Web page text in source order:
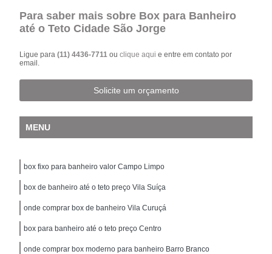
Para saber mais sobre Box para Banheiro
até o Teto Cidade São Jorge
Ligue para(11) 4436-7711ouclique aqui e entre em contato por
email.
Solicite um orçamento
MENU
box fixo para banheiro valor Campo Limpo
box de banheiro até o teto preço Vila Suíça
onde comprar box de banheiro Vila Curuçá
box para banheiro até o teto preço Centro
onde comprar box moderno para banheiro Barro Branco